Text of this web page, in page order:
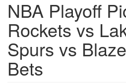
NBA Playoff
Rockets vs
Spurs vs
Bets